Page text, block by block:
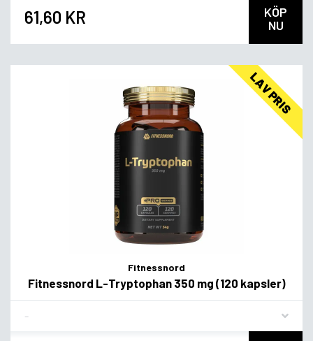
61,60 KR
KÖP
NU
LAV PRIS
Fitnessnord
Fitnessnord L-Tryptophan 350 mg (120 kapsler)